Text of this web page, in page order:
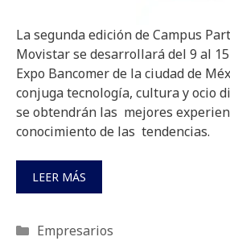
La segunda edición de Campus
Movistar se desarrollará del 9 al
Expo Bancomer de la ciudad de
conjuga tecnología, cultura y ocio
se obtendrán las mejores
conocimiento de las tendencias.
LEER MÁS
Categorías
Empresarios